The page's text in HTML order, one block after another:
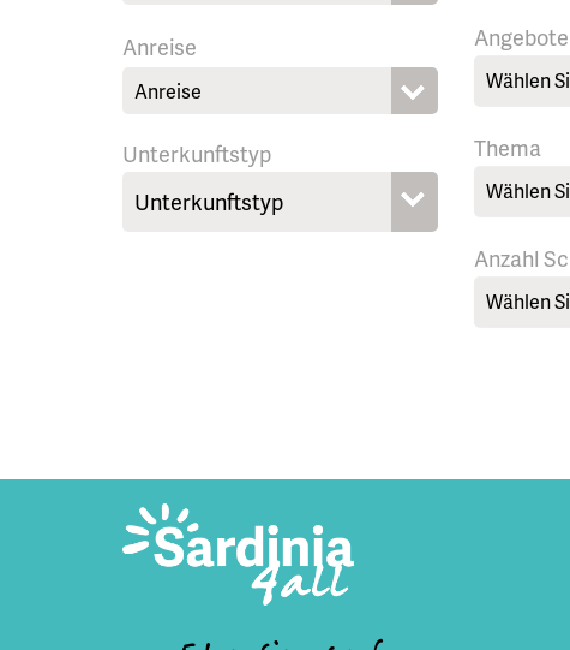
Anreise
Unterkunftstyp
Angebote
Wählen
Thema
Wählen
Anzahl
Wählen